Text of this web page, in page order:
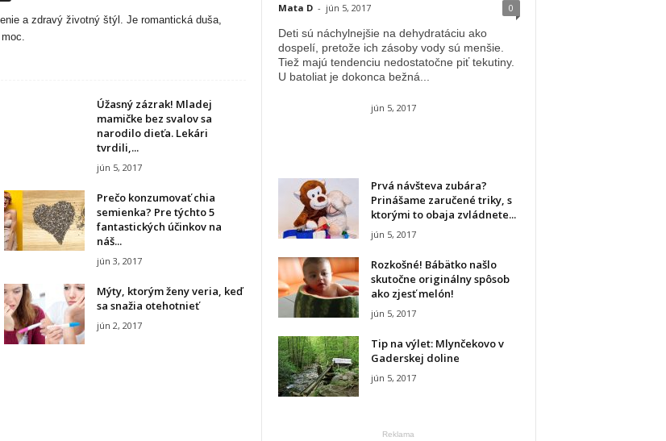
a zdravý životný štýl. Je romantická duša,
Úžasný zázrak! Mladej
mamičke bez svalov sa
narodilo dieťa. Lekári
tvrdili,...
jún 5, 2017
Prečo konzumovať chia
semienka? Pre týchto 5
fantastických účinkov na
náš...
jún 3, 2017
Mýty, ktorým ženy veria, keď
sa snažia otehotnieť
jún 2, 2017
Mata D - jún 5, 2017 0
Deti sú náchylnejšie na dehydratáciu ako
dospelí, pretože ich zásoby vody sú menšie.
Tiež majú tendenciu nedostatočne piť tekutiny.
U batoliat je dokonca bežná...
jún 5, 2017
Prvá návšteva zubára?
Prinášame zaručené triky, s
ktorými to obaja zvládnete...
jún 5, 2017
Rozkošné! Bábätko našlo
skutočne originálny spôsob
ako zjesť melón!
jún 5, 2017
Tip na výlet: Mlynčekovo v
Gaderskej doline
jún 5, 2017
Reklama